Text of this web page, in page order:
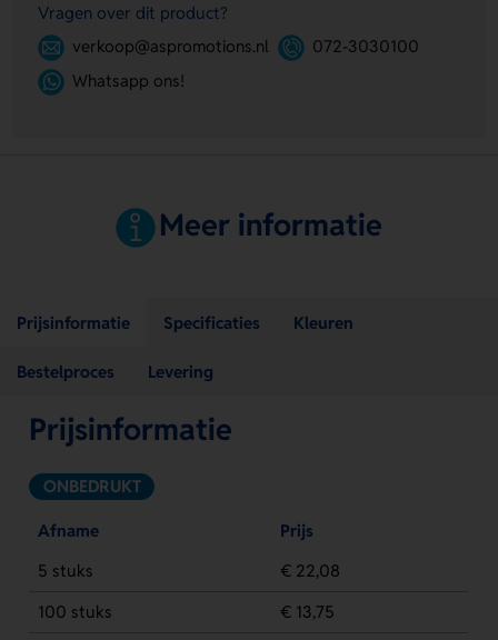
Vragen over dit product?
verkoop@aspromotions.nl
072-3030100
Whatsapp ons!
Meer informatie
Prijsinformatie Specificaties Kleuren
Bestelproces Levering
Prijsinformatie
ONBEDRUKT
Afname
Prijs
5 stuks
€ 22,08
100 stuks
€ 13,75